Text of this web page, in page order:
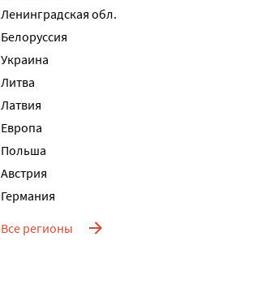
Ленинградская обл.
Белоруссия
Украина
Литва
Латвия
Европа
Польша
Австрия
Германия
Все регионы